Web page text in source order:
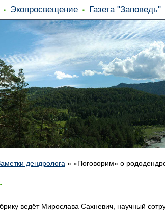
Экопросвещение Газета "Заповедь"
дендролога » «Поговорим» о
ведёт Мирослава Сахневич, научный